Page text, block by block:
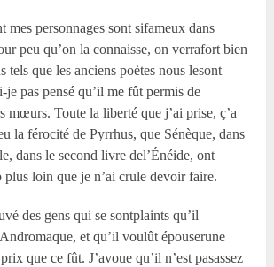
mes personnages sont sifameux dans
peu qu’on la connaisse, on verrafort bien
tels que les anciens poètes nous lesont
je pas pensé qu’il me fût permis de
mœurs. Toute la liberté que j’ai prise, ç’a
la férocité de Pyrrhus, que Sénèque, dans
dans le second livre del’Énéide, ont
plus loin que je n’ai crule devoir faire.
des gens qui se sontplaints qu’il
et qu’il voulût épouserune
que ce fût. J’avoue qu’il n’est pasassez